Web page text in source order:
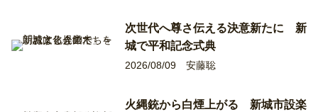
次世代へ尊さ伝える決意新たに 新
城で平和記念式典
2026/08/09 安藤聡
火縄銃から白煙上がる 新城市設楽